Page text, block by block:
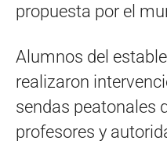
propuesta por el
Alumnos del
realizaron
sendas peatonales
profesores y